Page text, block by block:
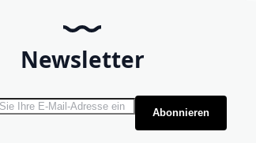
Newsletter
sich für unseren Newsletter an:
Abonnieren